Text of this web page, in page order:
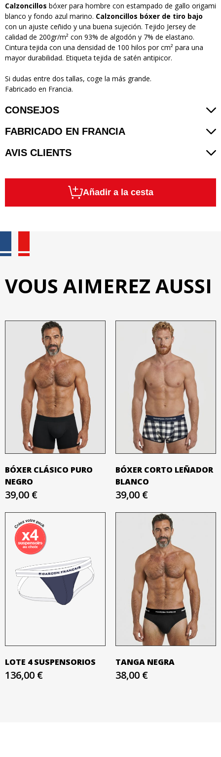
Calzoncillos bóxer para hombre con estampado de gallo origami
blanco y fondo azul marino. Calzoncillos bóxer de tiro bajo
con un ajuste ceñido y una buena sujeción. Tejido Jersey de
calidad de 200gr/m² con 93% de algodón y 7% de elastano.
Cintura tejida con una densidad de 100 hilos por cm² para una
mayor durabilidad. Etiqueta tejida de satén antipicor.
Si dudas entre dos tallas, coge la más grande.
Fabricado en Francia.
CONSEJOS
FABRICADO EN FRANCIA
AVIS CLIENTS
Añadir a la cesta
VOUS AIMEREZ AUSSI
BÓXER CLÁSICO PURO
NEGRO
39,00 €
BÓXER CORTO LEÑADOR
BLANCO
39,00 €
LOTE 4 SUSPENSORIOS
136,00 €
TANGA NEGRA
38,00 €